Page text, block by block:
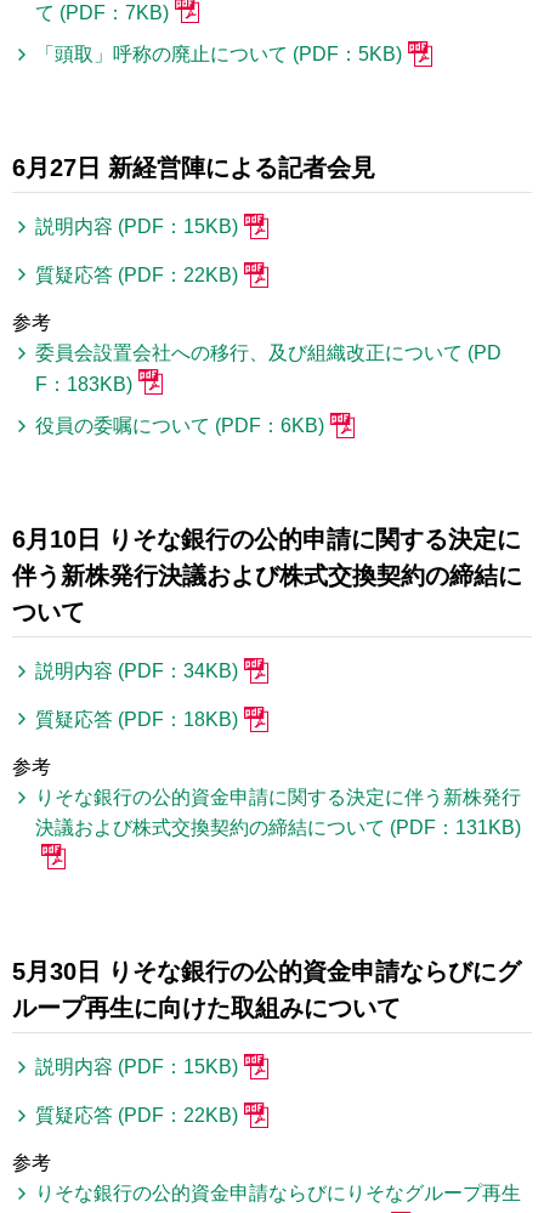
て (PDF：7KB)
「頭取」呼称の廃止について (PDF：5KB)
6月27日 新経営陣による記者会見
説明内容 (PDF：15KB)
質疑応答 (PDF：22KB)
参考
委員会設置会社への移行、及び組織改正について (PD
F：183KB)
役員の委嘱について (PDF：6KB)
6月10日 りそな銀行の公的申請に関する決定に
伴う新株発行決議および株式交換契約の締結に
ついて
説明内容 (PDF：34KB)
質疑応答 (PDF：18KB)
参考
りそな銀行の公的資金申請に関する決定に伴う新株発行
決議および株式交換契約の締結について (PDF：131KB)
5月30日 りそな銀行の公的資金申請ならびにグ
ループ再生に向けた取組みについて
説明内容 (PDF：15KB)
質疑応答 (PDF：22KB)
参考
りそな銀行の公的資金申請ならびにりそなグループ再生